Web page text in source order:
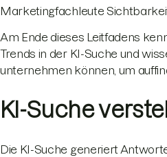
Marketingfachleute
Am Ende dieses Leitfadens
Trends in der KI-Suche und
unternehmen können, um
KI-Suche
Die KI-Suche generiert